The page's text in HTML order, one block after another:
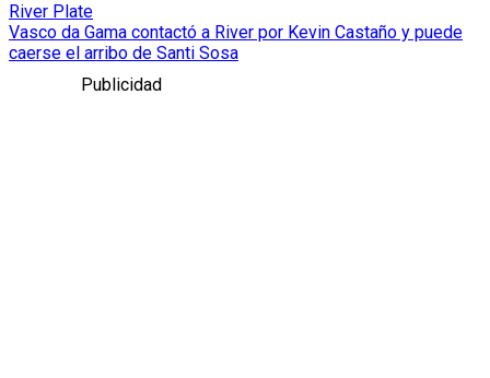
River Plate
Vasco da Gama contactó a River por Kevin Castaño y puede
caerse el arribo de Santi Sosa
Publicidad